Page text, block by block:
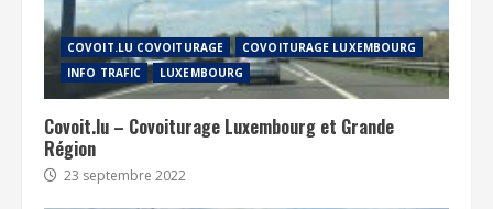
COVOIT.LU COVOITURAGE
COVOITURAGE LUXEMBOURG
INFO TRAFIC
LUXEMBOURG
Covoit.lu – Covoiturage Luxembourg et Grande
Région
23 septembre 2022